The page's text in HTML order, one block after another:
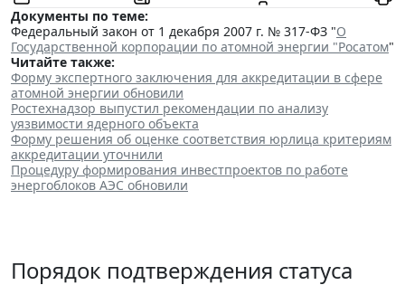
Документы по теме:
Федеральный закон от 1 декабря 2007 г. № 317-ФЗ "О
Государственной корпорации по атомной энергии "Росатом"
Читайте также:
Форму экспертного заключения для аккредитации в сфере
атомной энергии обновили
Ростехнадзор выпустил рекомендации по анализу
уязвимости ядерного объекта
Форму решения об оценке соответствия юрлица критериям
аккредитации уточнили
Процедуру формирования инвестпроектов по работе
энергоблоков АЭС обновили
Порядок подтверждения статуса